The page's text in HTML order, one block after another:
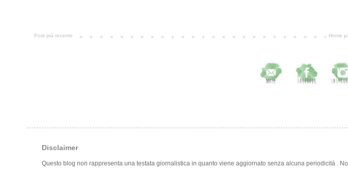
Post più recente Home
Disclaimer
Questo blog non rappresenta una testata giornalistica in quanto viene aggiornato senza alcuna periodicità .